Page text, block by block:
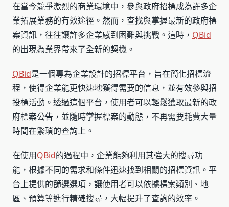
在當今競爭激烈的商業環境中，參與政府招標成為許多企
業拓展業務的有效途徑。然而，查找與掌握最新的政府標
案資訊，往往讓許多企業感到困難與挑戰。這時， QBid
的出現為業界帶來了全新的契機。
QBid是一個專為企業設計的招標平台，旨在簡化招標流
程，使得企業能更快速地獲得需要的信息，並有效參與招
投標活動。透過這個平台，使用者可以輕鬆獲取最新的政
府標案公告，並隨時掌握標案的動態，不再需要耗費大量
時間在繁瑣的查詢上。
在使用QBid的過程中，企業能夠利用其強大的搜尋功
能，根據不同的需求和條件迅速找到相關的招標資訊。平
台上提供的篩選選項，讓使用者可以依據標案類別、地
區、預算等進行精確搜尋，大幅提升了查詢的效率。